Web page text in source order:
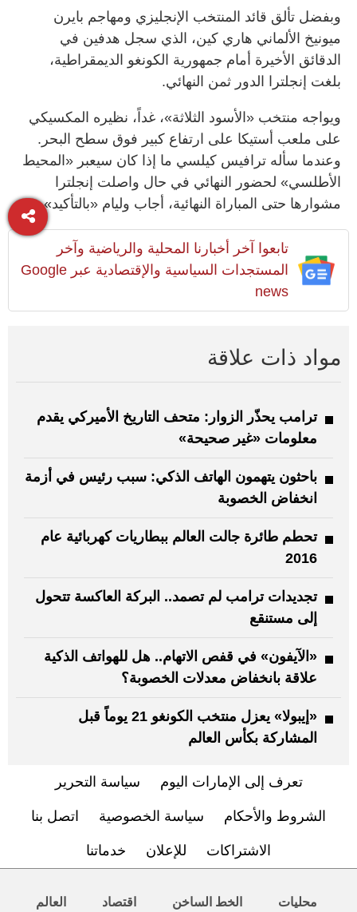
وبفضل تألق قائد المنتخب الإنجليزي ومهاجم بايرن
ميونيخ الألماني هاري كين، الذي سجل هدفين في
الدقائق الأخيرة أمام جمهورية الكونغو الديمقراطية،
بلغت إنجلترا الدور ثمن النهائي.
ويواجه منتخب «الأسود الثلاثة»، غداً، نظيره المكسيكي
على ملعب أستيكا على ارتفاع كبير فوق سطح البحر.
وعندما سأله ترافيس كيلسي ما إذا كان سيعبر «المحيط
الأطلسي» لحضور النهائي في حال واصلت إنجلترا
مشوارها حتى المباراة النهائية، أجاب وليام «بالتأكيد».
تابعوا آخر أخبارنا المحلية والرياضية وآخر
المستجدات السياسية والإقتصادية عبر Google
news
مواد ذات علاقة
ترامب يحذّر الزوار: متحف التاريخ الأميركي يقدم
معلومات «غير صحيحة»
باحثون يتهمون الهاتف الذكي: سبب رئيس في أزمة
انخفاض الخصوبة
تحطم طائرة جالت العالم ببطاريات كهربائية عام
2016
تجديدات ترامب لم تصمد.. البركة العاكسة تتحول
إلى مستنقع
«الآيفون» في قفص الاتهام.. هل للهواتف الذكية
علاقة بانخفاض معدلات الخصوبة؟
«إيبولا» يعزل منتخب الكونغو 21 يوماً قبل
المشاركة بكأس العالم
تعرف إلى الإمارات اليوم سياسة التحرير
الشروط والأحكام سياسة الخصوصية اتصل بنا
الاشتراكات للإعلان خدماتنا
محليات الخط الساخن اقتصاد العالم